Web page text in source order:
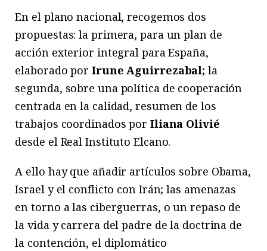
En el plano nacional, recogemos dos
propuestas: la primera, para un plan de
acción exterior integral para España,
elaborado porIrune Aguirrezabal; la
segunda, sobre una política de cooperación
centrada en la calidad, resumen de los
trabajos coordinados por Iliana Olivié
desde el Real Instituto Elcano.
A ello hay que añadir artículos sobre Obama,
Israel y el conflicto con Irán; las amenazas
en torno a las ciberguerras, o un repaso de
la vida y carrera del padre de la doctrina de
la contención, el diplomático